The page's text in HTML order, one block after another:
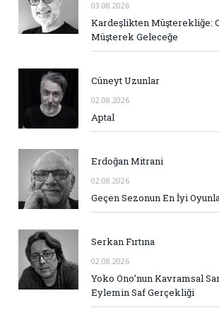
03.08.2026
Kardeşlikten Müşterekliğe:
Müşterek Geleceğe
Cüneyt Uzunlar
02.08.2026
Aptal
Erdoğan Mitrani
02.08.2026
Geçen Sezonun En İyi
Serkan Fırtına
02.08.2026
Yoko Ono’nun Kavramsal
Eylemin Saf Gerçekliği